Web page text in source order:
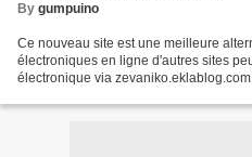
By gumpuino
Ce nouveau site est une meilleure
électroniques en ligne d'autres sites
électronique via